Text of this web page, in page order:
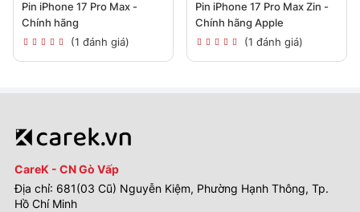
Pin iPhone 17 Pro Max -
Chính hãng
(1 đánh giá)
Pin iPhone 17 Pro Max Zin -
Chính hãng Apple
(1 đánh giá)
CareK - CN Gò Vấp
Địa chỉ: 681(03 Cũ) Nguyễn Kiệm, Phường Hạnh Thông, Tp.
Hồ Chí Minh